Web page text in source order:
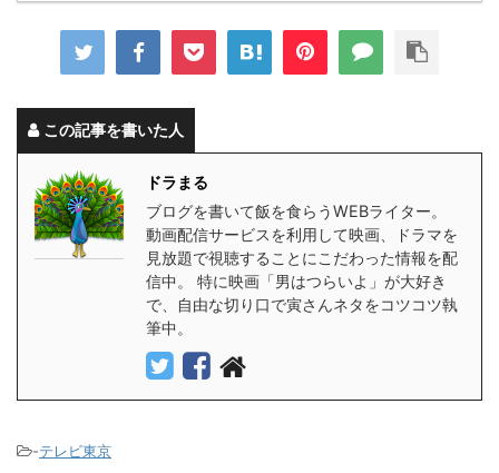
この記事を書いた人
ドラまる
ブログを書いて飯を食らうWEBライター。
動画配信サービスを利用して映画、ドラマを
見放題で視聴することにこだわった情報を配
信中。 特に映画「男はつらいよ」が大好き
で、自由な切り口で寅さんネタをコツコツ執
筆中。
-テレビ東京